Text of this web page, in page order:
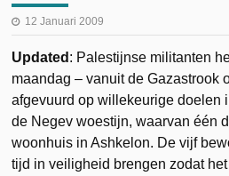
12 Januari 2009
Updated : Palestijnse militanten
maandag – vanuit de Gazastrook
afgevuurd op willekeurige doelen
de Negev woestijn, waarvan één
woonhuis in Ashkelon. De vijf
tijd in veiligheid brengen zodat